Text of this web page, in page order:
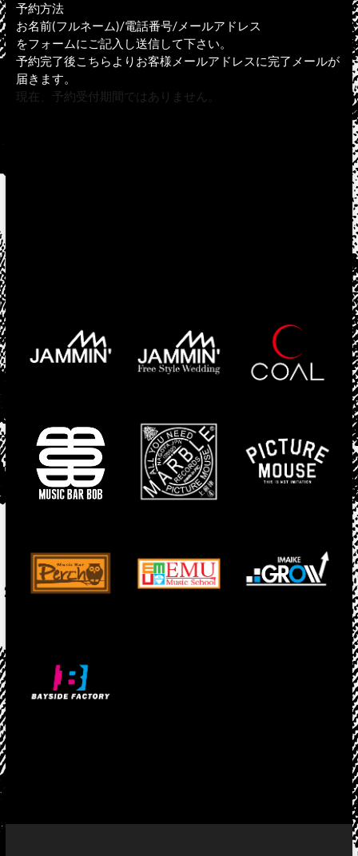
予約方法
お名前(フルネーム)/電話番号/メールアドレス
をフォームにご記入し送信して下さい。
予約完了後こちらよりお客様メールアドレスに完了メールが
届きます。
現在、予約受付期間ではありません。